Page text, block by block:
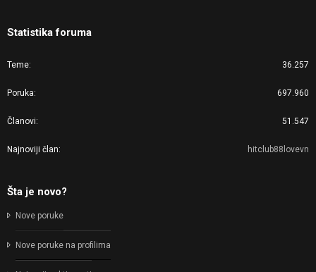
Statistika foruma
Teme 36.257
Poruka 697.960
Članovi 51.547
Najnoviji član hitclub88lovevn
Šta je novo?
Nove poruke
Nove poruke na profilima